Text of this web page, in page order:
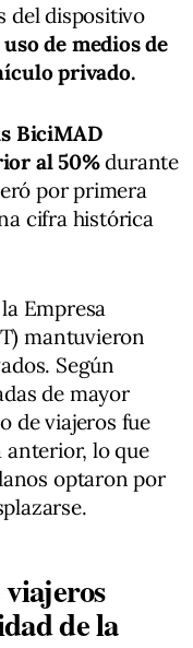
del dispositivo
de medios de
privado.
BiciMAD
al 50%durante
por primera
cifra histórica
Empresa
mantuvieron
Según
de mayor
de viajeros fue
anterior, lo que
optaron por
de la